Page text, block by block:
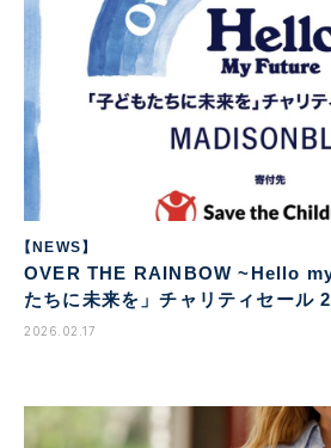
【NEWS】
OVER THE RAINBOW ~Hello
たちに未来を」チャリティセール
2026.02.17